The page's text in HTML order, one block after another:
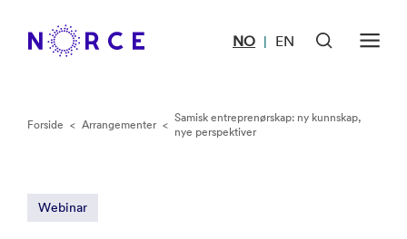
NO | EN
Forside < Arrangementer < Samisk entreprenørskap: ny kunnskap,
nye perspektiver
Webinar